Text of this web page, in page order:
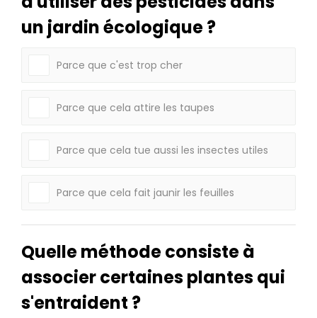
un jardin écologique ?
Parce que c'est trop cher
Parce que cela attire les taupes
Parce que cela tue aussi les insectes utiles
Parce que cela fait jaunir les feuilles
Quelle méthode consiste à
associer certaines plantes qui
s'entraident ?